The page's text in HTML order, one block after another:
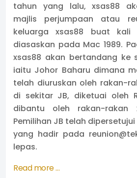
tahun yang lalu, xsas88
majlis perjumpaan atau
keluarga xsas88 buat
diasaskan pada Mac 1989.
xsas88 akan bertandang ke
iaitu Johor Baharu dimana
telah diuruskan oleh rakan-
di sekitar JB, diketuai oleh
dibantu oleh rakan-rakan
Pemilihan JB telah
yang hadir pada
lepas.
Read more …